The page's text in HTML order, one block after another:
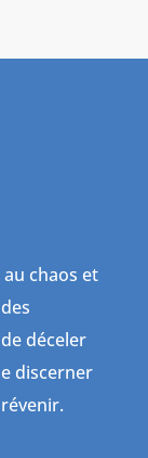
chaos et
déceler
discerner